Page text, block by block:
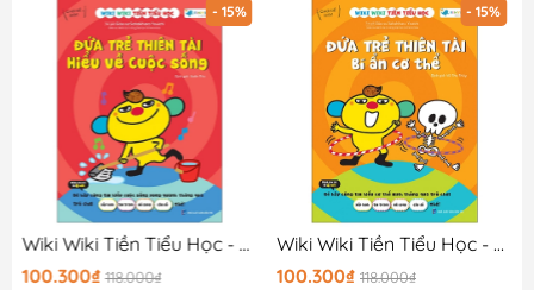
- 15%
Wiki Wiki Tiền Tiểu Học - Đứa Trẻ Thiên Tài - Hiểu Về Cuộc Sống
100.300₫ 118.000₫
- 15%
Wiki Wiki Tiền Tiểu Học - Đứa Trẻ Thiên Tài - Bí Ẩn Cơ Thể
100.300₫ 118.000₫